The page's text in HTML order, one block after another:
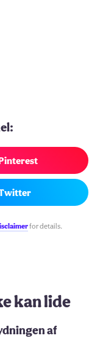
for details.
kan lide
af